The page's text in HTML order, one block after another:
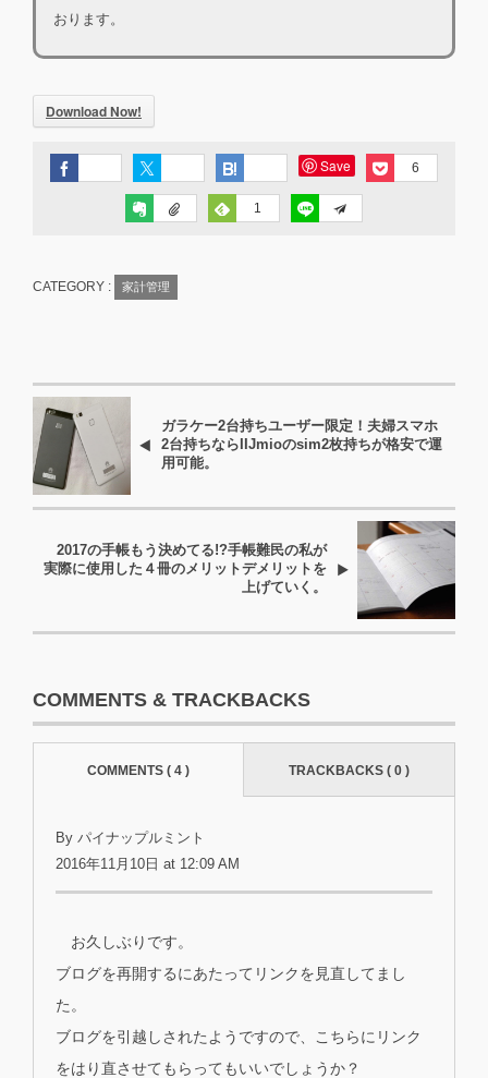
おります。
Download Now!
Save 6
1
CATEGORY : 家計管理
ガラケー2台持ちユーザー限定！夫婦スマホ
2台持ちならIIJmioのsim2枚持ちが格安で運
用可能。
2017の手帳もう決めてる!?手帳難民の私が
実際に使用した４冊のメリットデメリットを
上げていく。
COMMENTS & TRACKBACKS
COMMENTS ( 4 ) TRACKBACKS ( 0 )
By パイナップルミント
2016年11月10日 at 12:09 AM
お久しぶりです。
ブログを再開するにあたってリンクを見直してまし
た。
ブログを引越しされたようですので、こちらにリンク
をはり直させてもらってもいいでしょうか？